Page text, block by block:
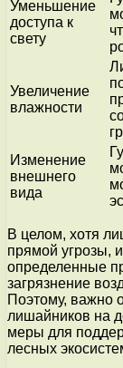
Уменьшение
доступа к
свету
Увеличение
влажности
Изменение
внешнего
вида
В целом, хотя
прямой угрозы,
определенные
загрязнение
Поэтому, важно
лишайников на
меры для
лесных